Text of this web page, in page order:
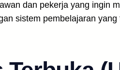
dan pekerja yang ingin
sistem pembelajaran